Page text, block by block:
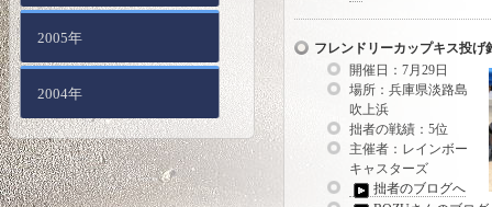
フレンドリーカップキス投げ
開催日：7月29日
場所：兵庫県淡路島
吹上浜
拙者の戦績：5位
主催者：レインボー
キャスターズ
拙者のブログへ
2005年
2004年